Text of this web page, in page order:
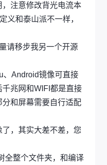
注意修改背光电流本
义和泰山派不一样，
请移步我另一个开源
、Android镜像可直接
千兆网和WIFI都是直接
和屏幕需要自行适配
，其实大差不差，您
全整个文件夹，和编译